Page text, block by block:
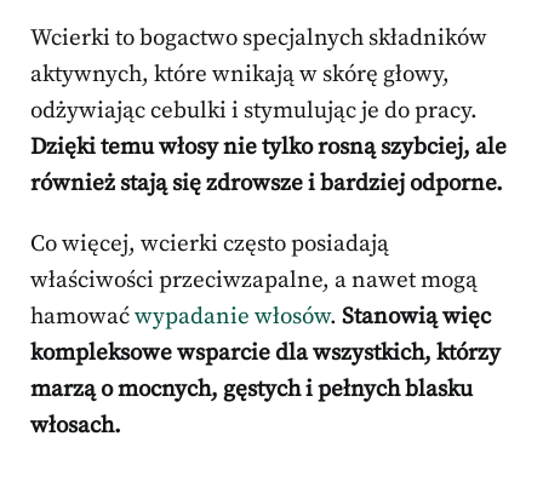
Wcierki to bogactwo specjalnych składników
aktywnych, które wnikają w skórę głowy,
odżywiając cebulki i stymulując je do pracy.
Dzięki temu włosy nie tylko rosną szybciej, ale
również stają się zdrowsze i bardziej odporne.
Co więcej, wcierki często posiadają
właściwości przeciwzapalne, a nawet mogą
hamowaćwypadanie włosów. Stanowią więc
kompleksowe wsparcie dla wszystkich, którzy
marzą o mocnych, gęstych i pełnych blasku
włosach.